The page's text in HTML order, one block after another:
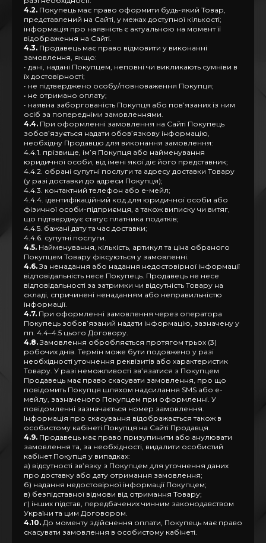
4.2. Покупець має право оформити будь-який Товар,
представлений на Сайті, у межах доступної кількості;
інформація про наявність є актуальною на момент її
відображення на Сайті.
4.3. Продавець має право відмовити у виконанні
замовлення, якщо:
• дані, надані Покупцем, неповні чи викликають сумніви в
їх достовірності;
• не підтверджено особу/повноваження Покупця;
• не отримано оплату;
• наявна заборгованість Покупця або пов’язаних із ним
осіб за попередніми замовленнями.
4.4. При оформленні замовлення на Сайті Покупець
зобов’язується надати обов’язкову інформацію,
необхідну Продавцю для виконання замовлення:
4.4.1. прізвище, ім’я Покупця або найменування
юридичної особи, від імені якої діє його представник;
4.4.2. обрані супутні послуги та адресу доставки Товару
(у разі доставки до адреси Покупця);
4.4.3. контактний телефон або е-мейл;
4.4.4. ідентифікаційний код для юридичної особи або
фізичної особи-підприємця, а також виписку чи витяг,
що підтверджує статус платника податків;
4.4.5. бажані дату та час доставки;
4.4.6. супутні послуги.
4.5. Найменування, кількість, артикул та ціна обраного
Покупцем Товару фіксуються у замовленні.
4.6.За ненадання або надання недостовірної інформації
відповідальність несе Покупець. Продавець не несе
відповідальності за затримки чи відсутність Товару на
складі, спричинені ненаданням або неправильністю
інформації.
4.7. При оформленні замовлення через оператора
Покупець зобов’язаний надати інформацію, зазначену у
пп. 4.4–4.5 цього Договору.
4.8.Замовлення обробляється протягом трьох (3)
робочих днів. Термін може бути подовжено у разі
необхідності уточнення реквізитів або характеристик
Товару. У разі неможливості зв’язатися з Покупцем
Продавець має право скасувати замовлення, про що
повідомить Покупця шляхом надсилання SMS або е-
мейлу, зазначеного Покупцем при оформленні. У
повідомленні зазначається номер замовлення.
Інформація про скасування відображається також в
особистому кабінеті Покупця на Сайті Продавця.
4.9. Продавець має право призупинити або анулювати
замовлення та, за необхідності, видалити особистий
кабінет Покупця у випадках:
а) відсутності зв’язку з Покупцем для уточнення даних
про доставку або дату отримання замовлення;
б) надання недостовірної інформації Покупцем;
в) безпідставної відмови від отримання Товару;
г) інших підстав, передбачених чинним законодавством
України та цим Договором.
4.10. До моменту здійснення оплати, Покупець має право
скасувати замовлення в особистому кабінеті.